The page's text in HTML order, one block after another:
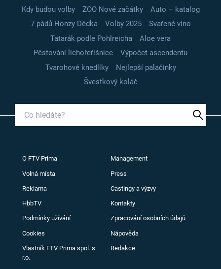
Kdy budou volby
ZOO Nové začátky
Auto – katalog
7 pádů Honzy Dědka
Volby 2025
Svařené víno
Tatarák podle Pohlreicha
Aloe vera
Pěstování lichořeřišnice
Výpočet ascendentu
Tvarohové knedlíky
Nejlepší palačinky
Švestkový koláč
O FTV Prima Management
Volná místa Press
Reklama Castingy a výzvy
HbbTV Kontakty
Podmínky užívání Zpracování osobních údajů
Cookies Nápověda
Vlastník FTV Prima spol. s
r.o.
Redakce